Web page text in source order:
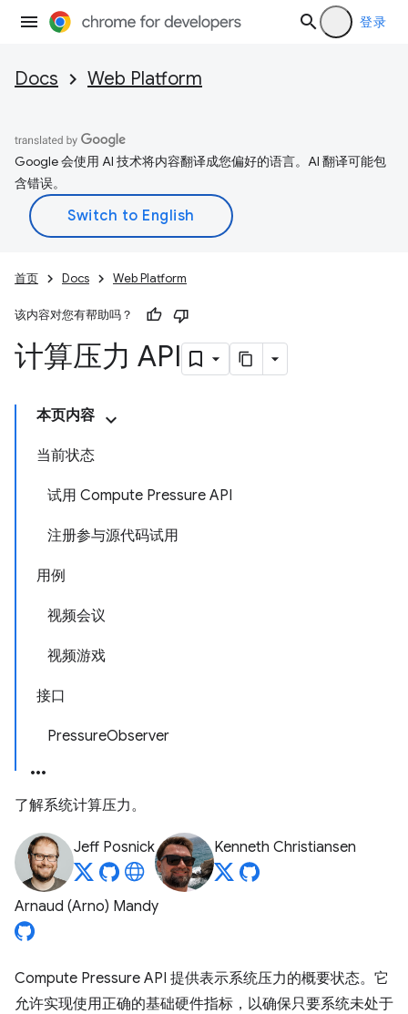
登录
Docs Web Platform
Google 会使用 AI 技术将内容翻译成您偏好的语言。AI 翻译可能包
含错误。
首页 Docs Web Platform
该内容对您有帮助吗？
计算压力 API
本页内容
当前状态
试用 Compute Pressure API
注册参与源代码试用
用例
视频会议
视频游戏
接口
PressureObserver
了解系统计算压力。
Jeff Posnick Kenneth Christiansen
Arnaud (Arno) Mandy
Compute Pressure API 提供表示系统压力的概要状态。它
允许实现使用正确的基础硬件指标，以确保只要系统未处于